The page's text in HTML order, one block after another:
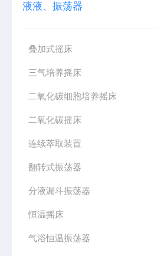
液液、振荡器
叠加式摇床
三气培养摇床
二氧化碳细胞培养摇床
二氧化碳摇床
连续萃取装置
翻转式振荡器
分液漏斗振荡器
恒温摇床
气浴恒温振荡器